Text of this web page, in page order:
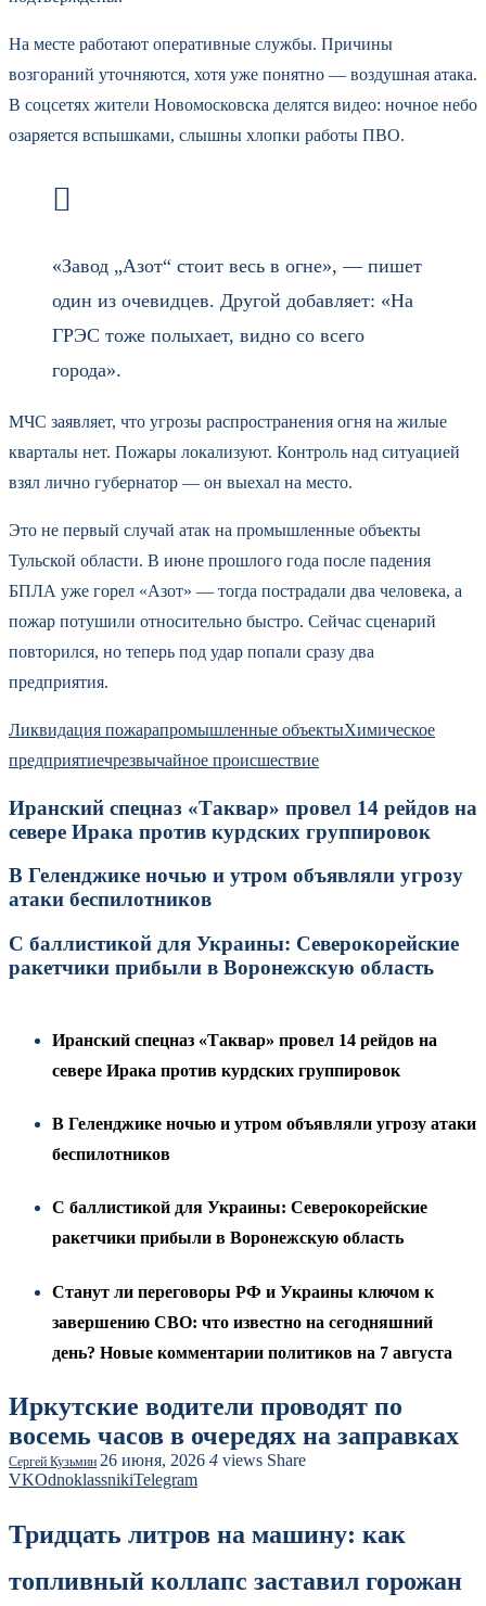
На месте работают оперативные службы. Причины
возгораний уточняются, хотя уже понятно — воздушная атака.
В соцсетях жители Новомосковска делятся видео: ночное небо
озаряется вспышками, слышны хлопки работы ПВО.
«Завод „Азот“ стоит весь в огне», — пишет
один из очевидцев. Другой добавляет: «На
ГРЭС тоже полыхает, видно со всего
города».
МЧС заявляет, что угрозы распространения огня на жилые
кварталы нет. Пожары локализуют. Контроль над ситуацией
взял лично губернатор — он выехал на место.
Это не первый случай атак на промышленные объекты
Тульской области. В июне прошлого года после падения
БПЛА уже горел «Азот» — тогда пострадали два человека, а
пожар потушили относительно быстро. Сейчас сценарий
повторился, но теперь под удар попали сразу два
предприятия.
Ликвидация пожарапромышленные объектыХимическое
предприятиечрезвычайное происшествие
Иранский спецназ «Таквар» провел 14 рейдов на
севере Ирака против курдских группировок
В Геленджике ночью и утром объявляли угрозу
атаки беспилотников
С баллистикой для Украины: Северокорейские
ракетчики прибыли в Воронежскую область
Иранский спецназ «Таквар» провел 14 рейдов на
севере Ирака против курдских группировок
В Геленджике ночью и утром объявляли угрозу атаки
беспилотников
С баллистикой для Украины: Северокорейские
ракетчики прибыли в Воронежскую область
Станут ли переговоры РФ и Украины ключом к
завершению СВО: что известно на сегодняшний
день? Новые комментарии политиков на 7 августа
Иркутские водители проводят по
восемь часов в очередях на заправках
Сергей Кузьмин 26 июня, 2026 4 views Share
VKOdnoklassnikiTelegram
Тридцать литров на машину: как
топливный коллапс заставил горожан